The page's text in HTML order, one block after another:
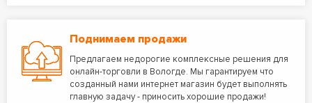
Поднимаем продажи
Предлагаем недорогие комплексные решения для
онлайн-торговли в Вологде. Мы гарантируем что
созданный нами интернет магазин будет выполнять
главную задачу - приносить хорошие продажи!